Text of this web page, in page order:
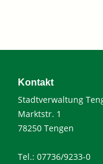
Kontakt
Stadtverwaltung
Marktstr. 1
78250 Tengen
Tel.: 07736/9233-0